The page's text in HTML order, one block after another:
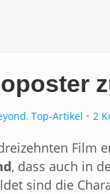
, Top-Artikel 2
Film
, dass auch in
sind die